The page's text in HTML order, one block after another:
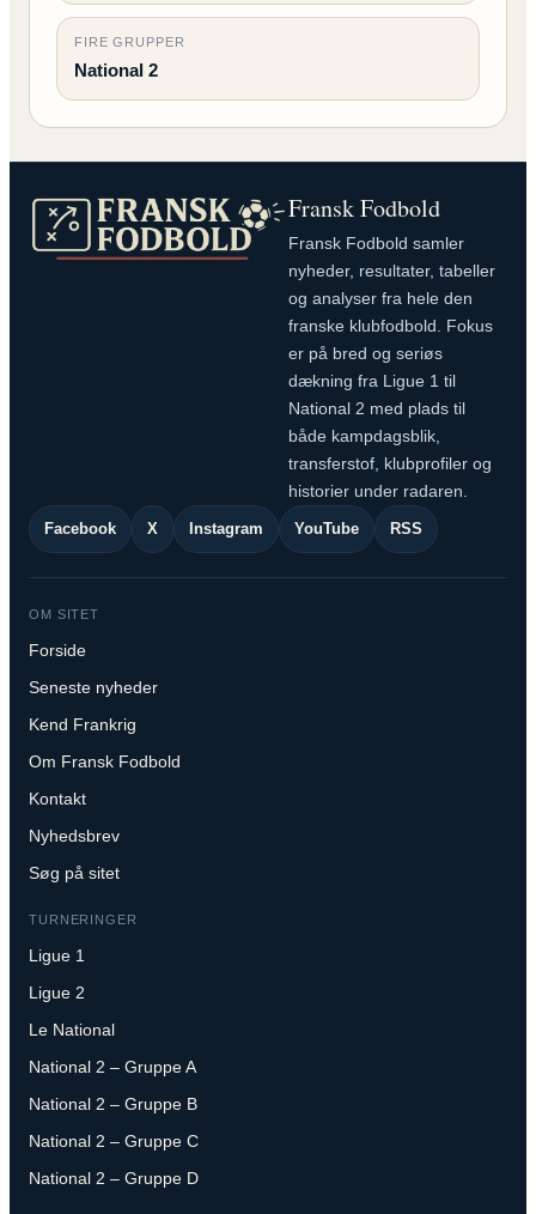
FIRE GRUPPER
National 2
Fransk Fodbold
Fransk Fodbold samler
nyheder, resultater, tabeller
og analyser fra hele den
franske klubfodbold. Fokus
er på bred og seriøs
dækning fra Ligue 1 til
National 2 med plads til
både kampdagsblik,
transferstof, klubprofiler og
historier under radaren.
Facebook X Instagram YouTube RSS
OM SITET
Forside
Seneste nyheder
Kend Frankrig
Om Fransk Fodbold
Kontakt
Nyhedsbrev
Søg på sitet
TURNERINGER
Ligue 1
Ligue 2
Le National
National 2 – Gruppe A
National 2 – Gruppe B
National 2 – Gruppe C
National 2 – Gruppe D